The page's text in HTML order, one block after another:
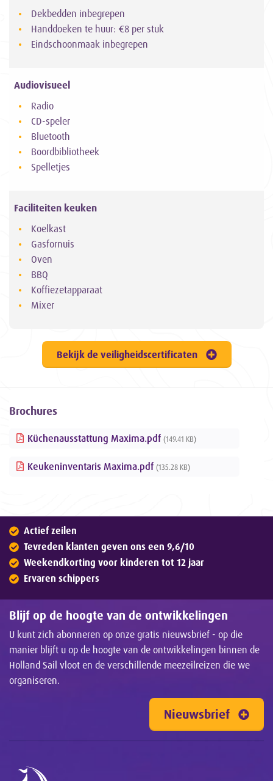
Dekbedden inbegrepen
Handdoeken te huur: €8 per stuk
Eindschoonmaak inbegrepen
Audiovisueel
Radio
CD-speler
Bluetooth
Boordbibliotheek
Spelletjes
Faciliteiten keuken
Koelkast
Gasfornuis
Oven
BBQ
Koffiezetapparaat
Mixer
Bekijk de veiligheidscertificaten
Brochures
Küchenausstattung Maxima.pdf (149.41 KB)
Keukeninventaris Maxima.pdf (135.28 KB)
Actief zeilen
Tevreden klanten geven ons een 9,6/10
Weekendkorting voor kinderen tot 12 jaar
Ervaren schippers
Blijf op de hoogte van de ontwikkelingen
U kunt zich abonneren op onze gratis nieuwsbrief - op die
manier blijft u op de hoogte van de ontwikkelingen binnen de
Holland Sail vloot en de verschillende meezeilreizen die we
organiseren.
Nieuwsbrief